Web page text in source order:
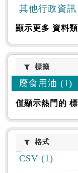
其他行政資
顯示更多 資料類
標籤標籤
廢食用油 (1)
僅顯示熱門的 標
格式格式
CSV (1)